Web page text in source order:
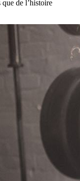
que de l’histoire